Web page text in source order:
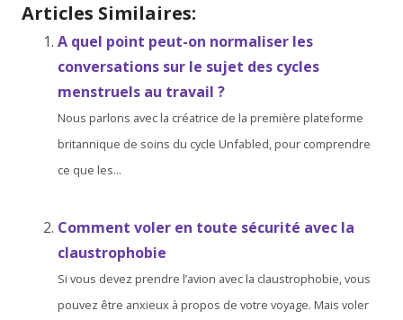
Articles Similaires:
A quel point peut-on normaliser les
conversations sur le sujet des cycles
menstruels au travail ?
Nous parlons avec la créatrice de la première plateforme
britannique de soins du cycle Unfabled, pour comprendre
ce que les...
Comment voler en toute sécurité avec la
claustrophobie
Si vous devez prendre l’avion avec la claustrophobie, vous
pouvez être anxieux à propos de votre voyage. Mais voler